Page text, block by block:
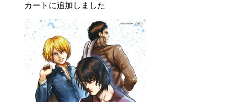
カートに追加しました